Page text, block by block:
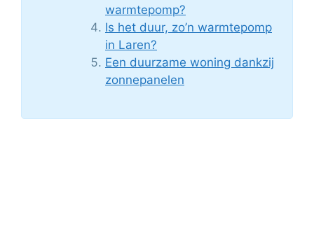
warmtepomp?
Is het duur, zo’n warmtepomp
in Laren?
Een duurzame woning dankzij
zonnepanelen